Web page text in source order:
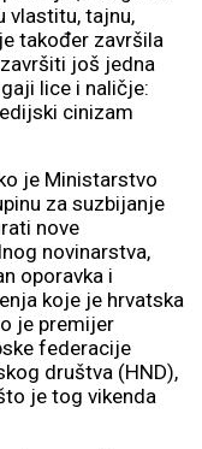
vlastitu, tajnu,
također završila
još jedna
lice i naličje:
cinizam
je Ministarstvo
za suzbijanje
nove
novinarstva,
oporavka i
koje je hrvatska
je premijer
federacije
društva (HND),
je tog vikenda